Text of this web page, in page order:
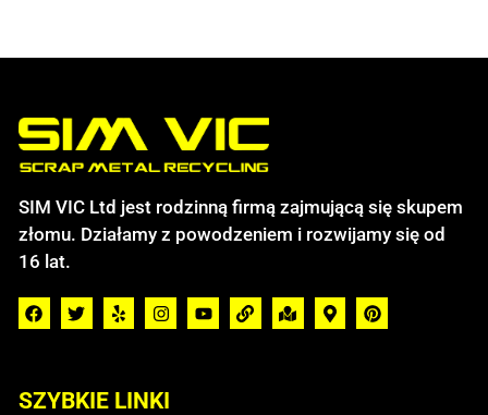
SIM VIC Ltd jest rodzinną firmą zajmującą się skupem
złomu. Działamy z powodzeniem i rozwijamy się od
16 lat.
SZYBKIE LINKI